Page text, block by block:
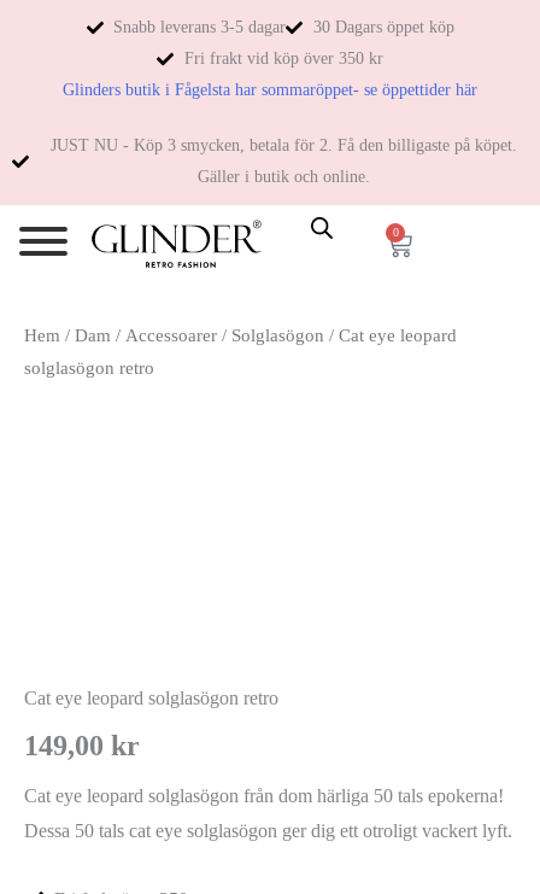
Snabb leverans 3-5 dagar
30 Dagars öppet köp
Fri frakt vid köp över 350 kr
Glinders butik i Fågelsta har sommaröppet- se öppettider här
JUST NU - Köp 3 smycken, betala för 2. Få den billigaste på köpet.
Gäller i butik och online.
0
Hem / Dam / Accessoarer / Solglasögon / Cat eye leopard
solglasögon retro
Cat eye leopard solglasögon retro
149,00 kr
Cat eye leopard solglasögon från dom härliga 50 tals epokerna!
Dessa 50 tals cat eye solglasögon ger dig ett otroligt vackert lyft.